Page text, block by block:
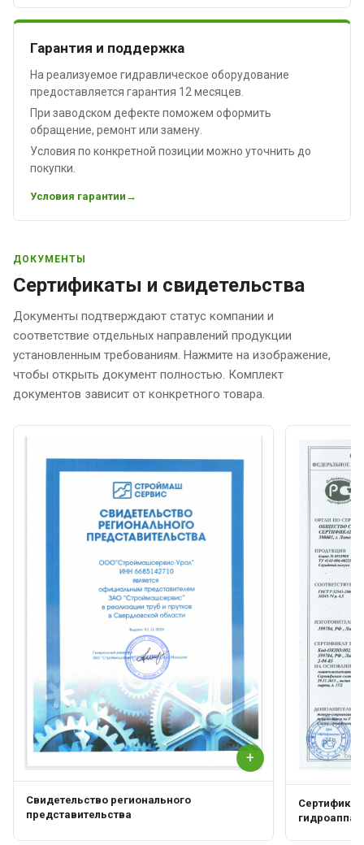
Гарантия и поддержка
На реализуемое гидравлическое оборудование
предоставляется гарантия 12 месяцев.
При заводском дефекте поможем оформить
обращение, ремонт или замену.
Условия по конкретной позиции можно уточнить до
покупки.
Условия гарантии
ДОКУМЕНТЫ
Сертификаты и свидетельства
Документы подтверждают статус компании и
соответствие отдельных направлений продукции
установленным требованиям. Нажмите на изображение,
чтобы открыть документ полностью. Комплект
документов зависит от конкретного товара.
+
Свидетельство регионального
представительства
Сертификат